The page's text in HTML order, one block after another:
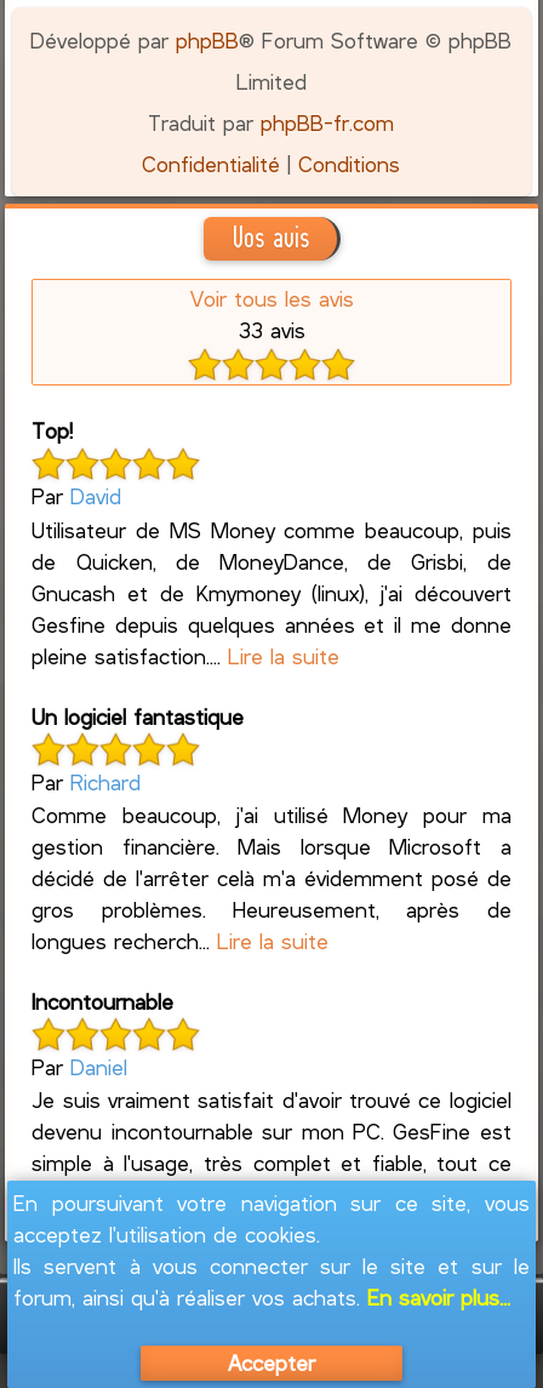
Développé parphpBB® Forum Software © phpBB
Limited
Traduit parphpBB-fr.com
Confidentialité |Conditions
Vos avis
Voir tous les avis
33 avis
Top!
ParDavid
Utilisateur de MS Money comme beaucoup, puis
de Quicken, de MoneyDance, de Grisbi, de
Gnucash et de Kmymoney (linux), j'ai découvert
Gesfine depuis quelques années et il me donne
pleine satisfaction....Lire la suite
Un logiciel fantastique
ParRichard
Comme beaucoup, j'ai utilisé Money pour ma
gestion financière. Mais lorsque Microsoft a
décidé de l'arrêter celà m'a évidemment posé de
gros problèmes. Heureusement, après de
longues recherch...Lire la suite
Incontournable
ParDaniel
Je suis vraiment satisfait d'avoir trouvé ce logiciel
devenu incontournable sur mon PC. GesFine est
simple à l'usage, très complet et fiable, tout ce
que l'on attend d'un logiciel de com... Lire la suite
En poursuivant votre navigation sur ce site, vous
acceptez l'utilisation de cookies.
Ils servent à vous connecter sur le site et sur le
forum, ainsi qu'à réaliser vos achats.En savoir plus...
Accepter
GesFine - Copyright © 2008 - 2026Jacques